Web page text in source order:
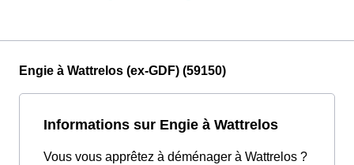
Engie à Wattrelos (ex-GDF) (59150)
Informations sur Engie à Wattrelos
Vous vous apprêtez à déménager à Wattrelos ?